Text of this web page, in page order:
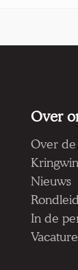
Over
Over
Nieuws
In de